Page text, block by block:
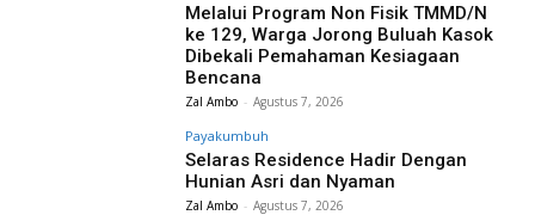
Melalui Program Non Fisik TMMD/N
ke 129, Warga Jorong Buluah Kasok
Dibekali Pemahaman Kesiagaan
Bencana
Zal Ambo - Agustus 7, 2026
Payakumbuh
Selaras Residence Hadir Dengan
Hunian Asri dan Nyaman
Zal Ambo - Agustus 7, 2026